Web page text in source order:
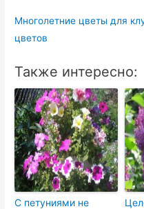
Многолетние цветы для
цветов
Также интересно:
С петуниями не